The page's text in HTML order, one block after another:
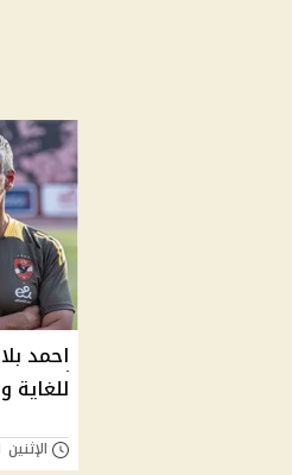
احمد
للغاية
الإثنين 01/سبتمبر/2025 - 05:29 م